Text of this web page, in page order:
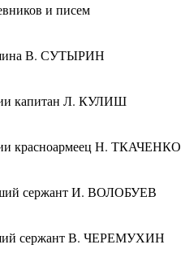
и писем
В. СУТЫРИН
капитан Л. КУЛИШ
красноармеец Н. ТКАЧЕНКО
сержант И. ВОЛОБУЕВ
сержант В. ЧЕРЕМУХИН